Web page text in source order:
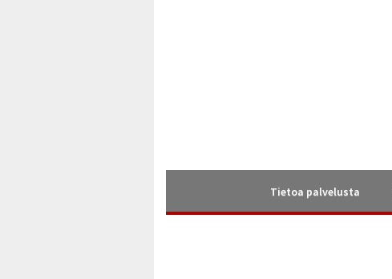
Tietoa palvelusta